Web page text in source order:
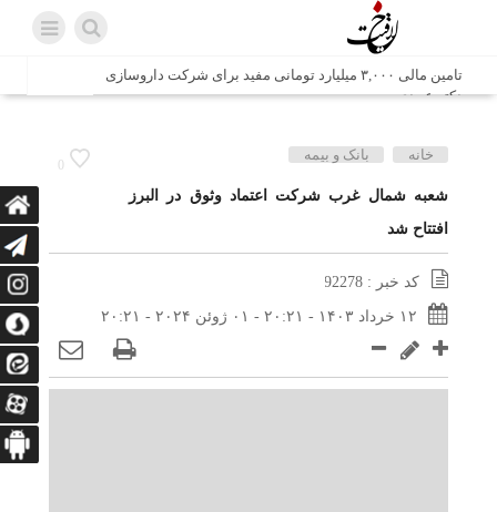
تامین مالی ۳,۰۰۰ میلیارد تومانی مفید برای شرکت داروسازی
دکتر عبیدی
شش وزیر کابینه پاکستان با حضور در سفارت ایران در اسلام
اتابک: ظرفیت های جدید همکاری‌های تجاری ایران و پاکستان با
محوریت بخش خصوصی فعال می‌شود
در مسیر جا‌مانده‌ها، دل‌ها به کربلا رسیده است
وزیر صمت خواستار پیگیری کانتینرهای ایرانی در بندر کراچی
شد / تجارت ۱۰ میلیارد دلاری ایران و پاکستان
0
خانه بانک و بیمه
شعبه شمال غرب شرکت اعتماد وثوق در البرز
افتتاح شد
کد خبر : 92278
۱۲ خرداد ۱۴۰۳ - ۲۰:۲۱ - ۰۱ ژوئن ۲۰۲۴ - ۲۰:۲۱